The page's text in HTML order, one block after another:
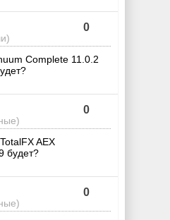
0
Complete 11.0.2
0
AEX
будет?
0